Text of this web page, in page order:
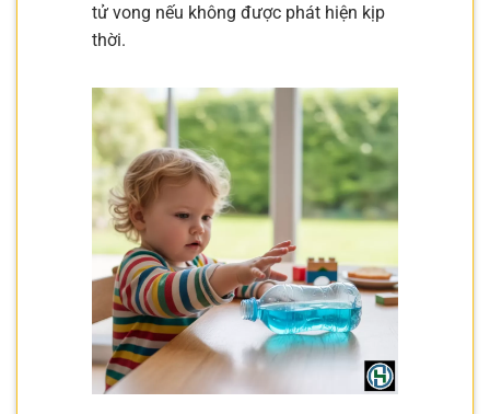
tử vong nếu không được phát hiện kịp
thời.